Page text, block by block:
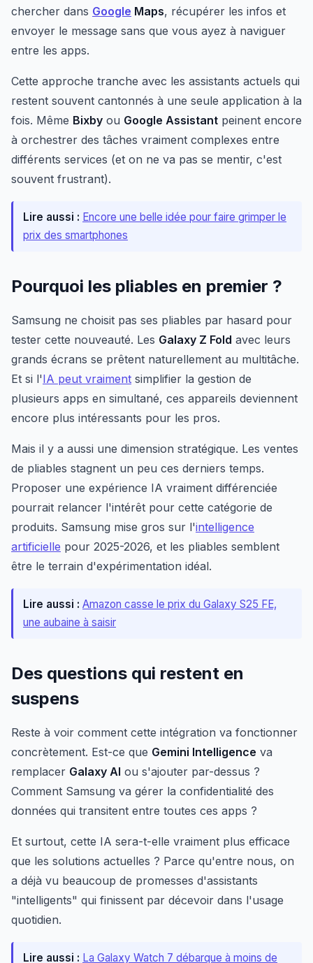
chercher dans Google Maps, récupérer les infos et
envoyer le message sans que vous ayez à naviguer
entre les apps.
Cette approche tranche avec les assistants actuels qui
restent souvent cantonnés à une seule application à la
fois. Même Bixby ou Google Assistant peinent encore
à orchestrer des tâches vraiment complexes entre
différents services (et on ne va pas se mentir, c'est
souvent frustrant).
Lire aussi : Encore une belle idée pour faire grimper le
prix des smartphones
Pourquoi les pliables en premier ?
Samsung ne choisit pas ses pliables par hasard pour
tester cette nouveauté. Les Galaxy Z Fold avec leurs
grands écrans se prêtent naturellement au multitâche.
Et si l'IA peut vraiment simplifier la gestion de
plusieurs apps en simultané, ces appareils deviennent
encore plus intéressants pour les pros.
Mais il y a aussi une dimension stratégique. Les ventes
de pliables stagnent un peu ces derniers temps.
Proposer une expérience IA vraiment différenciée
pourrait relancer l'intérêt pour cette catégorie de
produits. Samsung mise gros sur l'intelligence
artificielle pour 2025-2026, et les pliables semblent
être le terrain d'expérimentation idéal.
Lire aussi : Amazon casse le prix du Galaxy S25 FE,
une aubaine à saisir
Des questions qui restent en
suspens
Reste à voir comment cette intégration va fonctionner
concrètement. Est-ce que Gemini Intelligence va
remplacer Galaxy AI ou s'ajouter par-dessus ?
Comment Samsung va gérer la confidentialité des
données qui transitent entre toutes ces apps ?
Et surtout, cette IA sera-t-elle vraiment plus efficace
que les solutions actuelles ? Parce qu'entre nous, on
a déjà vu beaucoup de promesses d'assistants
"intelligents" qui finissent par décevoir dans l'usage
quotidien.
Lire aussi : La Galaxy Watch 7 débarque à moins de